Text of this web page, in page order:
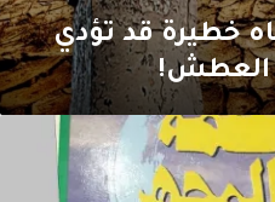
خطيرة قد تؤدي
العطش!